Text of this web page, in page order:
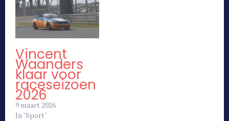
Vincent
Waanders
klaar voor
raceseizoen
2026
9 maart 2026
In "Sport"